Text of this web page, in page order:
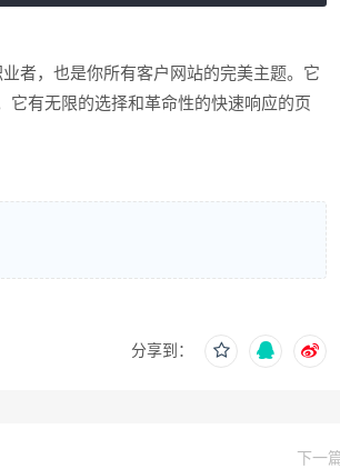
者，也是你所有客户网站的完美主题。它
有无限的选择和革命性的快速响应的页
分享到：
下一